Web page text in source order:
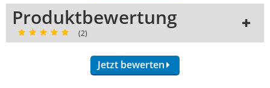
USB Anschluss
-
Nein
Anschluss für
Expressionpedal
-
Produktbewertung
(2)
Jetzt bewerten